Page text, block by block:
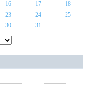
16 17
18
23 24
25
30 31